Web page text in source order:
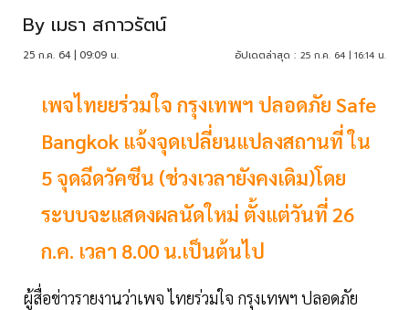
By เมธา สกาวรัตน์
25 ก.ค. 64 | 09:09 น. อัปเดตล่าสุด : 25 ก.ค. 64 | 16:14 น.
เพจไทยยร่วมใจ กรุงเทพฯ ปลอดภัย Safe
Bangkok แจ้งจุดเปลี่ยนแปลงสถานที่ ใน
5 จุดฉีดวัคซีน (ช่วงเวลายังคงเดิม)โดย
ระบบจะแสดงผลนัดใหม่ ตั้งแต่วันที่ 26
ก.ค. เวลา 8.00 น.เป็นต้นไป
ผู้สื่อข่าวรายงานว่าเพจ ไทยร่วมใจ กรุงเทพฯ ปลอดภัย